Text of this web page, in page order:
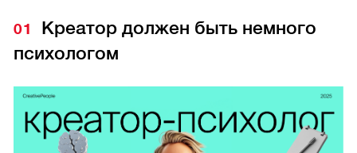
Креатор должен быть немного
психологом